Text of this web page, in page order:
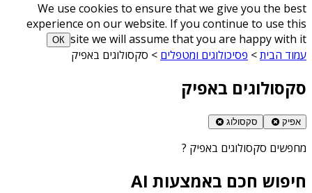
We use cookies to ensure that we give you the best
experience on our website. If you continue to use this
site we will assume that you are happy with it
ОК
עמוד הבית> פסיכולוגים ומטפלים > סקסולוגים באפיק
סקסולוגים באפיק
אפיק סקסולוג
מחפשים סקסולוגים באפיק ?
חיפוש חכם באמצעות AI